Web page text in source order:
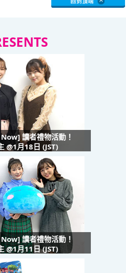
讀者禮物活動！
@1月18日 (JST)
讀者禮物活動！
@1月11日 (JST)